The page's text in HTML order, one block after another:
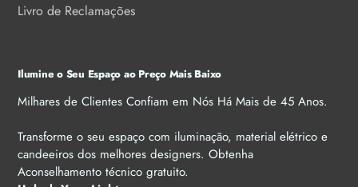
Livro de Reclamações
Ilumine o Seu Espaço ao Preço Mais Baixo
Milhares de Clientes Confiam em Nós Há Mais de 45 Anos.
Transforme o seu espaço com iluminação, material elétrico e
candeeiros dos melhores designers. Obtenha
Aconselhamento técnico gratuito.